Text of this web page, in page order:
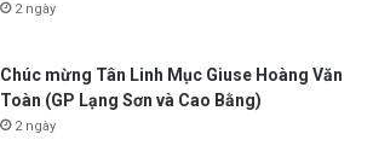
2 ngày
Chúc mừng Tân Linh Mục Giuse Hoàng Văn
Toàn (GP Lạng Sơn và Cao Bằng)
2 ngày